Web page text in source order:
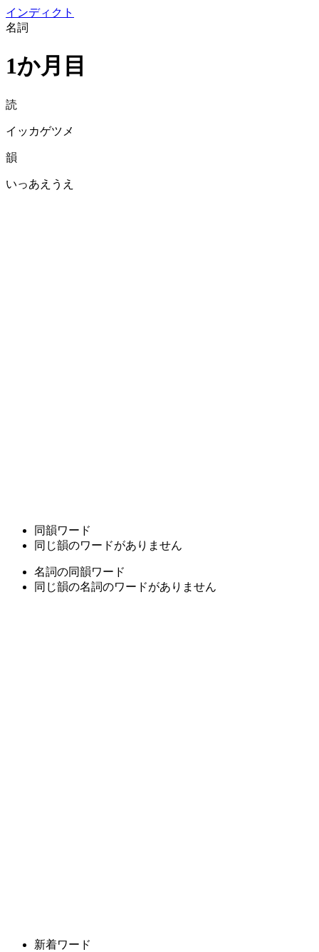
インディクト
名詞
1か月目
読
イッカゲツメ
韻
いっあえうえ
同韻ワード
同じ韻のワードがありません
名詞の同韻ワード
同じ韻の名詞のワードがありません
新着ワード